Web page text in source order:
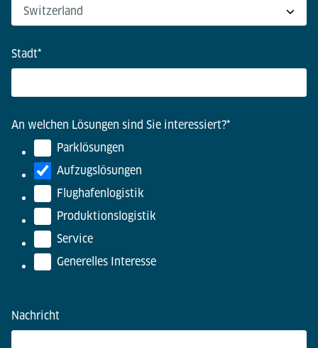
Stadt*
An welchen Lösungen sind Sie interessiert?*
Parklösungen
Aufzugslösungen
Flughafenlogistik
Produktionslogistik
Service
Generelles Interesse
Nachricht